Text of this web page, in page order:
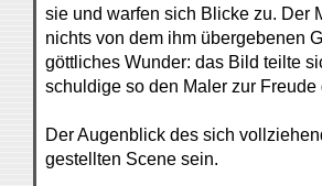
sie und warfen sich Blicke zu. Der
nichts von dem ihm übergebenen
göttliches Wunder: das Bild teilte
schuldige so den Maler zur Freude
Der Augenblick des sich
gestellten Scene sein.